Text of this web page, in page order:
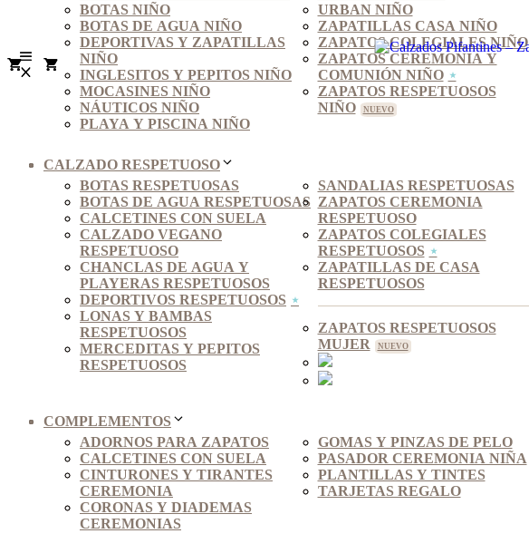
BOTAS NIÑO
BOTAS DE AGUA NIÑO
DEPORTIVAS Y ZAPATILLAS
NIÑO
INGLESITOS Y PEPITOS NIÑO
MOCASINES NIÑO
NÁUTICOS NIÑO
PLAYA Y PISCINA NIÑO
URBAN NIÑO
ZAPATILLAS CASA NIÑO
ZAPATOS COLEGIALES NIÑO
ZAPATOS CEREMONIA Y
COMUNIÓN NIÑO
ZAPATOS RESPETUOSOS
NIÑO
CALZADO RESPETUOSO
BOTAS RESPETUOSAS
BOTAS DE AGUA RESPETUOSAS
CALCETINES CON SUELA
CALZADO VEGANO
RESPETUOSO
CHANCLAS DE AGUA Y
PLAYERAS RESPETUOSOS
DEPORTIVOS RESPETUOSOS
LONAS Y BAMBAS
RESPETUOSOS
MERCEDITAS Y PEPITOS
RESPETUOSOS
SANDALIAS RESPETUOSAS
ZAPATOS CEREMONIA
RESPETUOSO
ZAPATOS COLEGIALES
RESPETUOSOS
ZAPATILLAS DE CASA
RESPETUOSOS
ZAPATOS RESPETUOSOS
MUJER
COMPLEMENTOS
ADORNOS PARA ZAPATOS
CALCETINES CON SUELA
CINTURONES Y TIRANTES
CEREMONIA
CORONAS Y DIADEMAS
CEREMONIAS
GOMAS Y PINZAS DE PELO
PASADOR CEREMONIA NIÑA
PLANTILLAS Y TINTES
TARJETAS REGALO